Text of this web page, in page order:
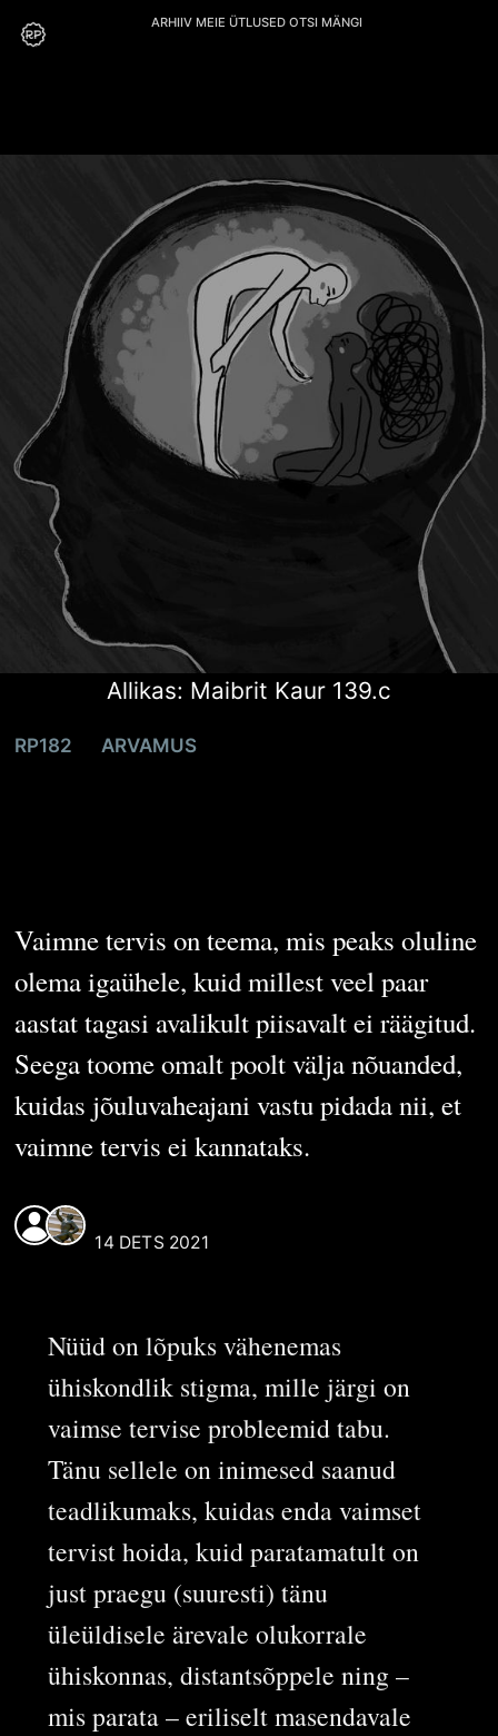
ARHIIV MEIE ÜTLUSED OTSI MÄNGI
Allikas: Maibrit Kaur 139.c
RP182 ARVAMUS
Vaimne tervis on teema, mis peaks oluline
olema igaühele, kuid millest veel paar
aastat tagasi avalikult piisavalt ei räägitud.
Seega toome omalt poolt välja nõuanded,
kuidas jõuluvaheajani vastu pidada nii, et
vaimne tervis ei kannataks.
14 DETS 2021
Nüüd on lõpuks vähenemas
ühiskondlik stigma, mille järgi on
vaimse tervise probleemid tabu.
Tänu sellele on inimesed saanud
teadlikumaks, kuidas enda vaimset
tervist hoida, kuid paratamatult on
just praegu (suuresti) tänu
üleüldisele ärevale olukorrale
ühiskonnas, distantsõppele ning –
mis parata – eriliselt masendavale